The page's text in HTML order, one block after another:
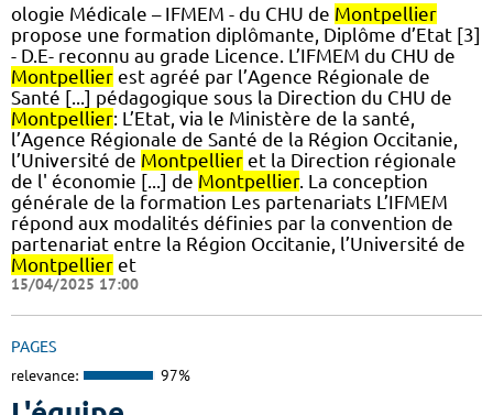
ologie Médicale – IFMEM - du CHU de Montpellier
propose une formation diplômante, Diplôme d’Etat [3]
- D.E- reconnu au grade Licence. L’IFMEM du CHU de
Montpellier est agréé par l’Agence Régionale de
Santé [...] pédagogique sous la Direction du CHU de
Montpellier: L’Etat, via le Ministère de la santé,
l’Agence Régionale de Santé de la Région Occitanie,
l’Université de Montpellier et la Direction régionale
de l' économie [...] de Montpellier. La conception
générale de la formation Les partenariats L’IFMEM
répond aux modalités définies par la convention de
partenariat entre la Région Occitanie, l’Université de
Montpellier et
15/04/2025 17:00
PAGES
relevance: 97%